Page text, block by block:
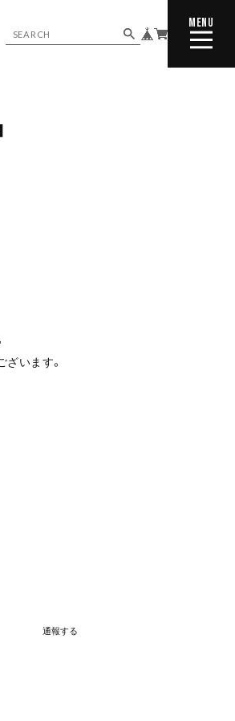
MENU
CLOSE
います。
通報する